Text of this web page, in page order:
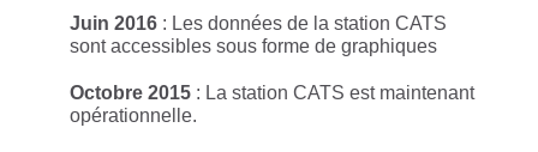
Juin 2016 : Les données de la station CATS
sont accessibles sous forme de graphiques
Octobre 2015 : La station CATS est maintenant
opérationnelle.